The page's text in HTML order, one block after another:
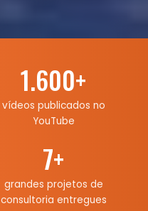
1.600+
vídeos publicados no
YouTube
7+
grandes projetos de
consultoria entregues